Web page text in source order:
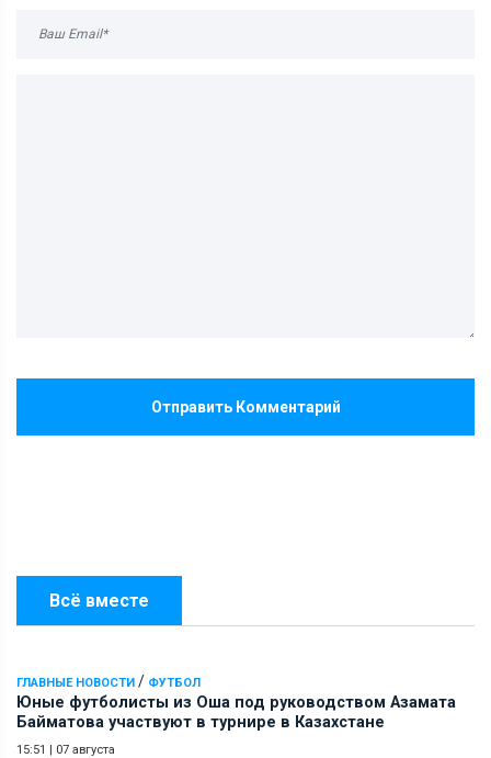
Всё вместе
ГЛАВНЫЕ НОВОСТИ / ФУТБОЛ
Юные футболисты из Оша под руководством Азамата
Байматова участвуют в турнире в Казахстане
15:51 | 07 августа
Отправить Комментарий